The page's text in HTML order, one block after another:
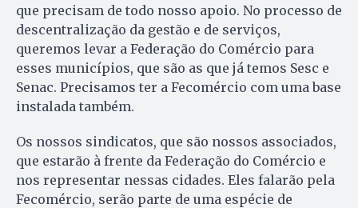
que precisam de todo nosso apoio. No processo de
descentralização da gestão e de serviços,
queremos levar a Federação do Comércio para
esses municípios, que são as que já temos Sesc e
Senac. Precisamos ter a Fecomércio com uma base
instalada também.
Os nossos sindicatos, que são nossos associados,
que estarão à frente da Federação do Comércio e
nos representar nessas cidades. Eles falarão pela
Fecomércio, serão parte de uma espécie de